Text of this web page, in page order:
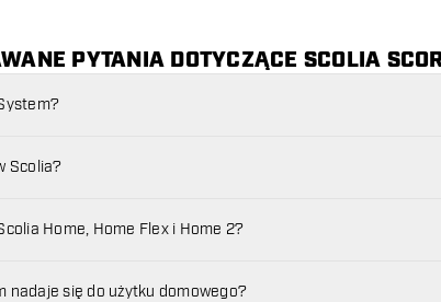
PYTANIA DOTYCZĄCE SCOLIA
Scolia?
Home, Home Flex i Home 2?
nadaje się do użytku domowego?